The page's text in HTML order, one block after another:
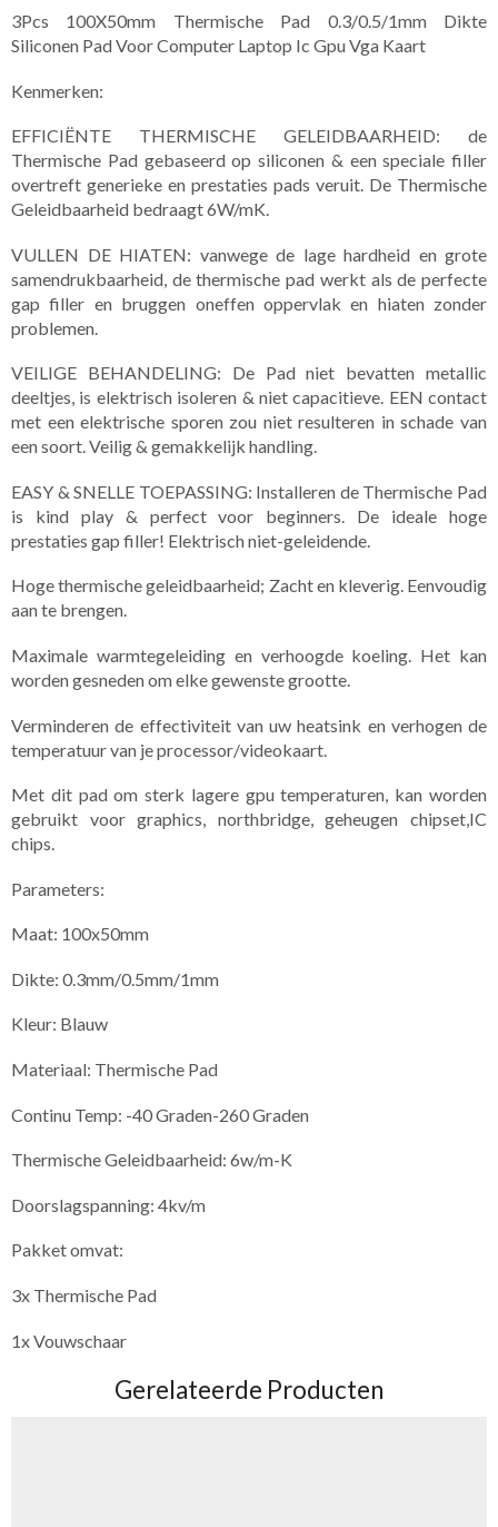
3Pcs 100X50mm Thermische Pad 0.3/0.5/1mm Dikte
Siliconen Pad Voor Computer Laptop Ic Gpu Vga Kaart
Kenmerken:
EFFICIËNTE THERMISCHE GELEIDBAARHEID: de
Thermische Pad gebaseerd op siliconen & een speciale filler
overtreft generieke en prestaties pads veruit. De Thermische
Geleidbaarheid bedraagt 6W/mK.
VULLEN DE HIATEN: vanwege de lage hardheid en grote
samendrukbaarheid, de thermische pad werkt als de perfecte
gap filler en bruggen oneffen oppervlak en hiaten zonder
problemen.
VEILIGE BEHANDELING: De Pad niet bevatten metallic
deeltjes, is elektrisch isoleren & niet capacitieve. EEN contact
met een elektrische sporen zou niet resulteren in schade van
een soort. Veilig & gemakkelijk handling.
EASY & SNELLE TOEPASSING: Installeren de Thermische Pad
is kind play & perfect voor beginners. De ideale hoge
prestaties gap filler! Elektrisch niet-geleidende.
Hoge thermische geleidbaarheid; Zacht en kleverig. Eenvoudig
aan te brengen.
Maximale warmtegeleiding en verhoogde koeling. Het kan
worden gesneden om elke gewenste grootte.
Verminderen de effectiviteit van uw heatsink en verhogen de
temperatuur van je processor/videokaart.
Met dit pad om sterk lagere gpu temperaturen, kan worden
gebruikt voor graphics, northbridge, geheugen chipset,IC
chips.
Parameters:
Maat: 100x50mm
Dikte: 0.3mm/0.5mm/1mm
Kleur: Blauw
Materiaal: Thermische Pad
Continu Temp: -40 Graden-260 Graden
Thermische Geleidbaarheid: 6w/m-K
Doorslagspanning: 4kv/m
Pakket omvat:
3x Thermische Pad
1x Vouwschaar
Gerelateerde Producten